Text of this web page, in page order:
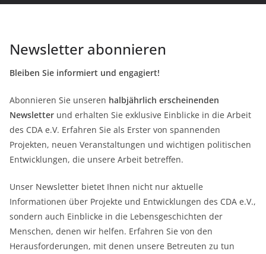
Newsletter abonnieren
Bleiben Sie informiert und engagiert!
Abonnieren Sie unseren halbjährlich erscheinenden
Newsletter und erhalten Sie exklusive Einblicke in die Arbeit
des CDA e.V. Erfahren Sie als Erster von spannenden
Projekten, neuen Veranstaltungen und wichtigen politischen
Entwicklungen, die unsere Arbeit betreffen.
Unser Newsletter bietet Ihnen nicht nur aktuelle
Informationen über Projekte und Entwicklungen des CDA e.V.,
sondern auch Einblicke in die Lebensgeschichten der
Menschen, denen wir helfen. Erfahren Sie von den
Herausforderungen, mit denen unsere Betreuten zu tun